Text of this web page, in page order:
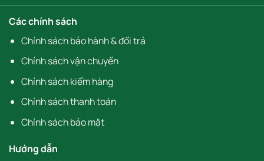
Các chính sách
Chính sách bảo hành & đổi trả
Chính sách vận chuyển
Chính sách kiểm hàng
Chính sách thanh toán
Chính sách bảo mật
Hướng dẫn